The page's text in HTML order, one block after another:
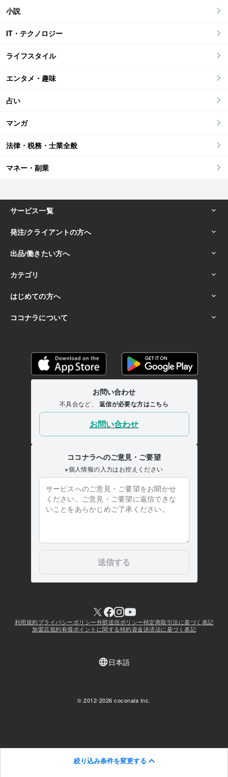
絞り込み条件を変更する
小説
IT・テクノロジー
ライフスタイル
エンタメ・趣味
占い
マンガ
法律・税務・士業全般
マネー・副業